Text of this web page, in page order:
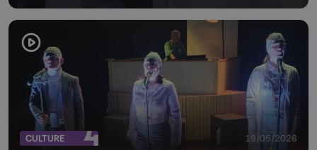
CULTURE 19/05/2026